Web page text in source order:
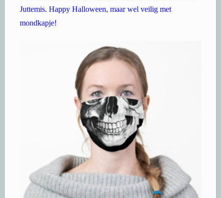
Juttemis. Happy Halloween, maar wel veilig met
mondkapje!